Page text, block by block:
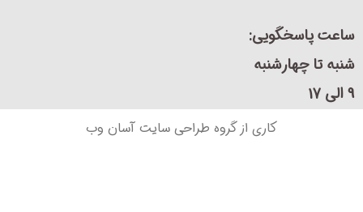
پاسخگویی:
تا چهارشنبه
کاری از گروه طراحی سایت آسان وب